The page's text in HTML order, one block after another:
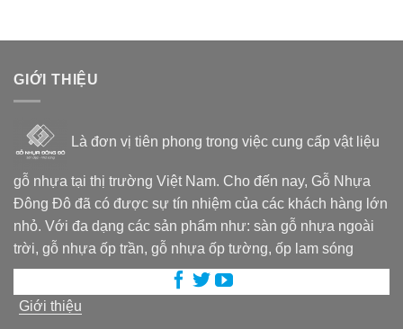
GIỚI THIỆU
Là đơn vị tiên phong trong việc cung cấp vật liệu
gỗ nhựa tại thị trường Việt Nam. Cho đến nay, Gỗ Nhựa
Đông Đô đã có được sự tín nhiệm của các khách hàng lớn
nhỏ. Với đa dạng các sản phẩm như: sàn gỗ nhựa ngoài
trời, gỗ nhựa ốp trần, gỗ nhựa ốp tường, ốp lam sóng
Giới thiệu